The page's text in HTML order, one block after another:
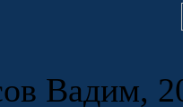
Вадим,